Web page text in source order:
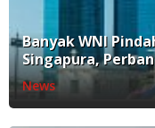
Banyak WNI
Singapura,
Faktor
News